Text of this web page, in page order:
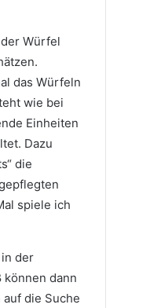
er Würfel
das Würfeln
wie bei
Einheiten
Dazu
die
spiele ich
der
dann
die Suche